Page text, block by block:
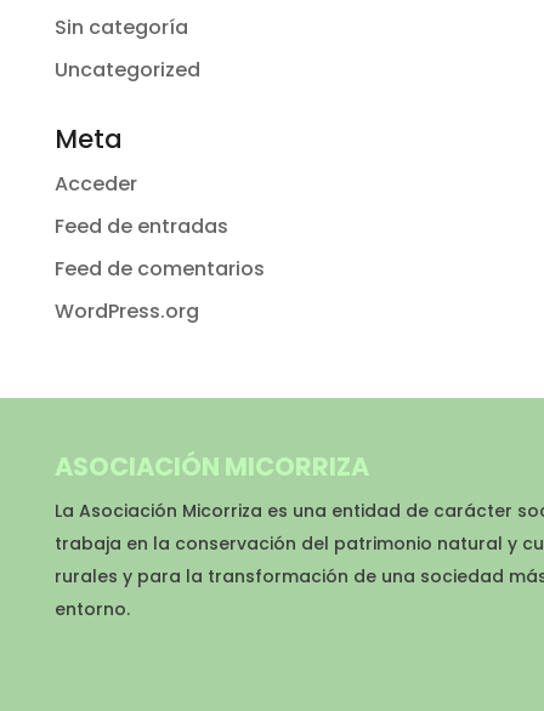
Sin categoría
Uncategorized
Meta
Acceder
Feed de entradas
Feed de comentarios
WordPress.org
ASOCIACIÓN MICORRIZA
La Asociación Micorriza es una entidad de carácter
trabaja en la conservación del patrimonio natural y
rurales y para la transformación de una sociedad
entorno.